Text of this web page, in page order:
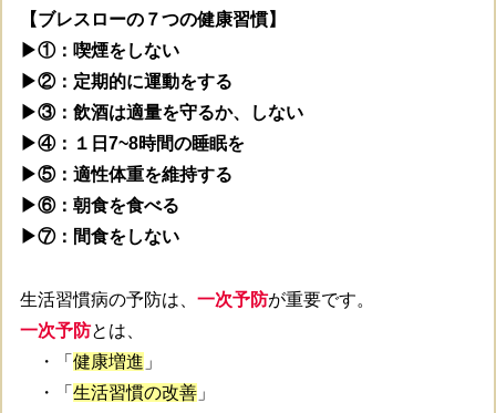
【ブレスローの７つの健康習慣】
▶①：喫煙をしない
▶②：定期的に運動をする
▶③：飲酒は適量を守るか、しない
▶④：１日7~8時間の睡眠を
▶⑤：適性体重を維持する
▶⑥：朝食を食べる
▶⑦：間食をしない
生活習慣病の予防は、一次予防が重要です。
一次予防とは、
・「健康増進 」
・「生活習慣の改善 」